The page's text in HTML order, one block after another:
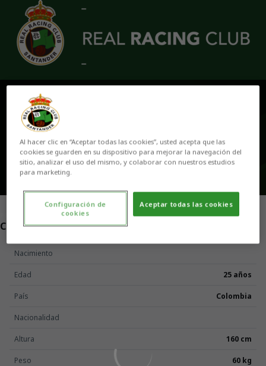
16
CENTROCAMPISTA
Nacimiento
Edad 25 años
País Colombia
Nacionalidad
Altura 160 cm
Peso 60 kg
Al hacer clic en “Aceptar todas las cookies”, usted acepta que las
cookies se guarden en su dispositivo para mejorar la navegación del
sitio, analizar el uso del mismo, y colaborar con nuestros estudios
para marketing.
Aceptar todas las cookies
Configuración de
cookies